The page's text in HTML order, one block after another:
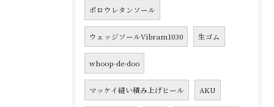
ポロウレタンソール
ウェッジソールVibram1030 生ゴム
whoop-de-doo
マッケイ縫い積み上げヒール AKU